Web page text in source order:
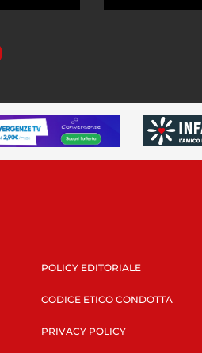
POLICY EDITORIALE
CODICE ETICO CONDOTTA
PRIVACY POLICY